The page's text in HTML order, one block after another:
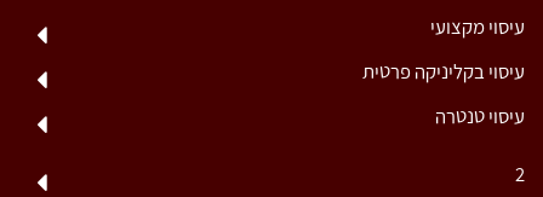
עיסוי מקצועי
עיסוי בקליניקה פרטית
עיסוי טנטרה
2